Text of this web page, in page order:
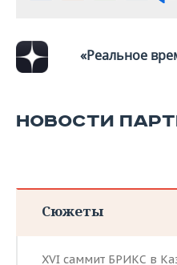
«Реальное
НОВОСТИ
Сюжеты
XVI саммит БРИКС в